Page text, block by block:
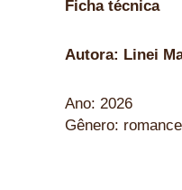
Ficha técnica
Autora: Linei
Ano: 2026
Gênero: romance